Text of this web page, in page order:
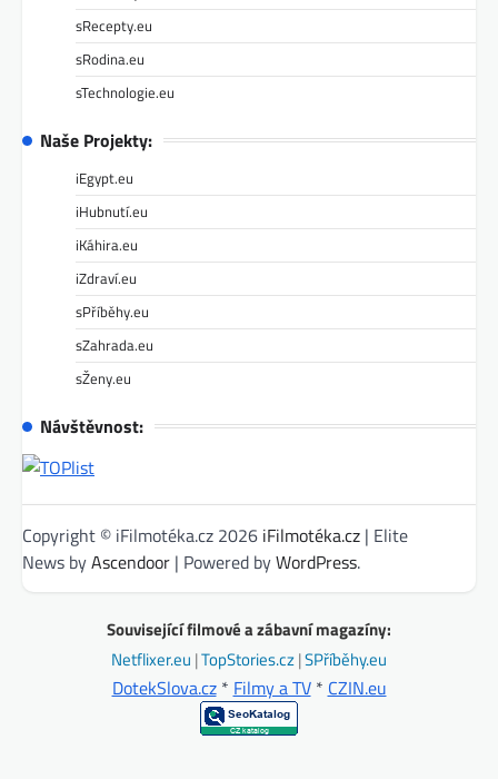
sRecepty.eu
sRodina.eu
sTechnologie.eu
Naše Projekty:
iEgypt.eu
iHubnutí.eu
iKáhira.eu
iZdraví.eu
sPříběhy.eu
sZahrada.eu
sŽeny.eu
Návštěvnost:
Copyright © iFilmotéka.cz 2026 iFilmotéka.cz | Elite
News byAscendoor | Powered byWordPress.
Související filmové a zábavní magazíny:
Netflixer.eu |TopStories.cz|SPříběhy.eu
DotekSlova.cz* Filmy a TV* CZIN.eu